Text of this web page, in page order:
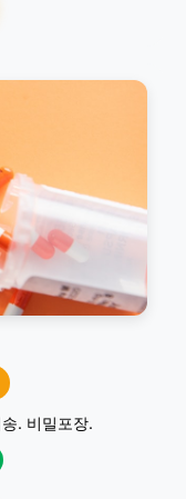
. 비밀포장.